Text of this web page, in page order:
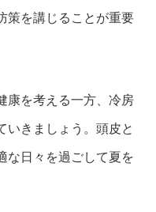
策を講じることが重要
康を考える一方、冷房
いきましょう。頭皮と
な日々を過ごして夏を